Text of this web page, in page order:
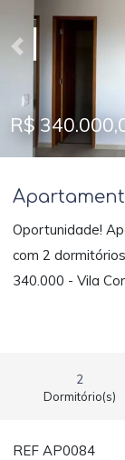
Previous
R$
Oportunidade!
com 2
340.000 - Vila
2
Dormitório(s)
REF AP0084